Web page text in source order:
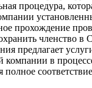
процедура,
прохождение
членство
предлагает
в
полное